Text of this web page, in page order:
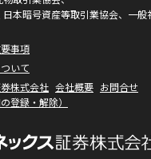
日本暗号資産等取引業協会、一
事項
いて
株式会社 会社概要 お問合せ
登録・解除）